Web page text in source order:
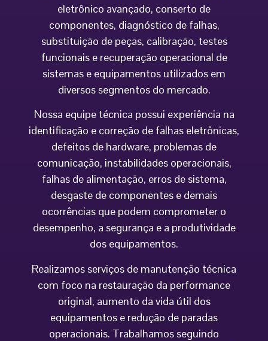
eletrônico avançado, conserto de
componentes, diagnóstico de falhas,
substituição de peças, calibração, testes
funcionais e recuperação operacional de
sistemas e equipamentos utilizados em
diversos segmentos do mercado.
Nossa equipe técnica possui experiência na
identificação e correção de falhas eletrônicas,
defeitos de hardware, problemas de
comunicação, instabilidades operacionais,
falhas de alimentação, erros de sistema,
desgaste de componentes e demais
ocorrências que podem comprometer o
desempenho, a segurança e a produtividade
dos equipamentos.
Realizamos serviços de manutenção técnica
com foco na restauração da performance
original, aumento da vida útil dos
equipamentos e redução de paradas
operacionais. Trabalhamos seguindo